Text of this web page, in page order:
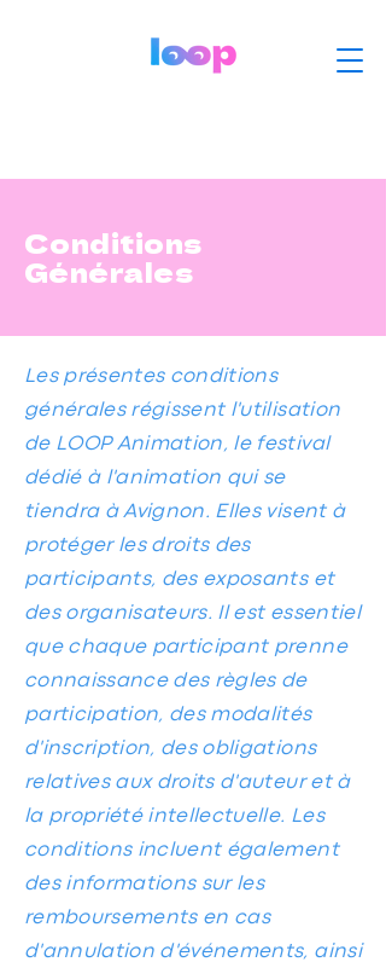
Conditions
Générales
Les présentes conditions
générales régissent l'utilisation
de LOOP Animation, le festival
dédié à l'animation qui se
tiendra à Avignon. Elles visent à
protéger les droits des
participants, des exposants et
des organisateurs. Il est essentiel
que chaque participant prenne
connaissance des règles de
participation, des modalités
d'inscription, des obligations
relatives aux droits d'auteur et à
la propriété intellectuelle. Les
conditions incluent également
des informations sur les
remboursements en cas
d'annulation d'événements, ainsi